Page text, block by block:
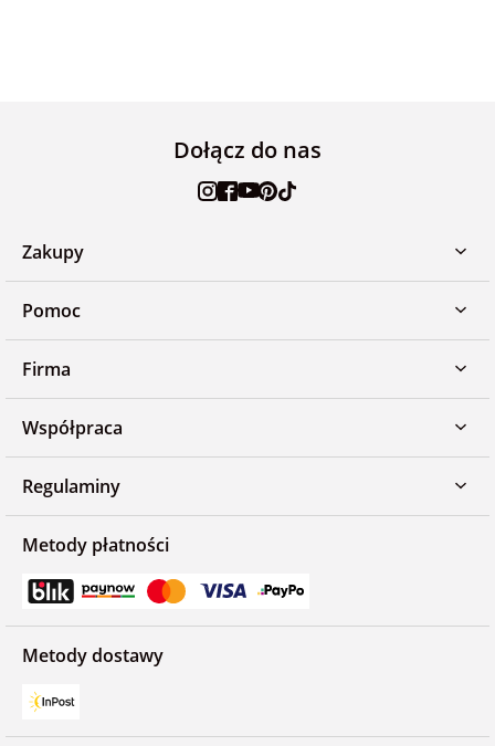
Dołącz do nas
Zakupy
Pomoc
Firma
Współpraca
Regulaminy
Metody płatności
Metody dostawy